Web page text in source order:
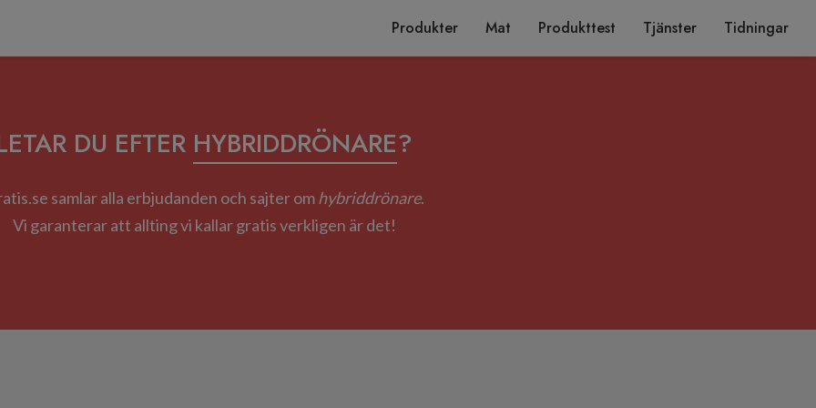
Produkter Mat Produkttest Tjänster Tidningar
DU EFTER HYBRIDDRÖNARE?
samlar alla erbjudanden och sajter omhybriddrönare.
Vi garanterar att allting vi kallar gratis verkligen är det!